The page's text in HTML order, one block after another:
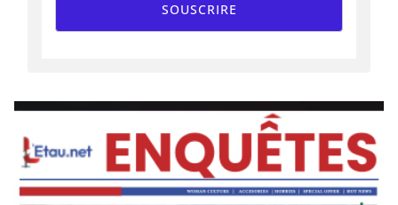
SOUSCRIRE